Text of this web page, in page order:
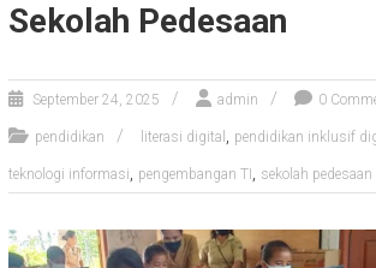
Sekolah Pedesaan
September 24, 2025 admin 0
pendidikan literasi digital , pendidikan inklusif
teknologi informasi, pengembangan TI , sekolah pedesaan